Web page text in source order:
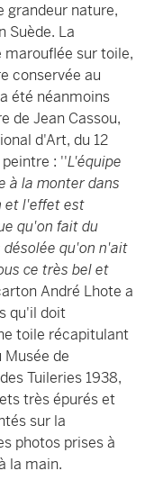
grandeur nature,
Suède. La
sur toile,
conservée au
été néanmoins
de Jean Cassou,
d'Art, du 12
: ''L'équipe
à la monter dans
et l'effet est
qu'on fait du
qu'on n'ait
ce très bel et
André Lhote a
qu'il doit
toile récapitulant
Musée de
Tuileries 1938,
très épurés et
sur la
photos prises à
la main.